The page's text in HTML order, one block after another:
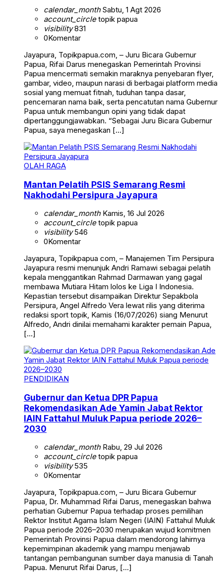
calendar_monthSabtu, 1 Agt 2026
account_circletopik papua
visibility831
0Komentar
Jayapura, Topikpapua.com, – Juru Bicara Gubernur
Papua, Rifai Darus menegaskan Pemerintah Provinsi
Papua mencermati semakin maraknya penyebaran flyer,
gambar, video, maupun narasi di berbagai platform media
sosial yang memuat fitnah, tuduhan tanpa dasar,
pencemaran nama baik, serta pencatutan nama Gubernur
Papua untuk membangun opini yang tidak dapat
dipertanggungjawabkan. “Sebagai Juru Bicara Gubernur
Papua, saya menegaskan […]
OLAH RAGA
Mantan Pelatih PSIS Semarang Resmi
Nakhodahi Persipura Jayapura
calendar_monthKamis, 16 Jul 2026
account_circletopik papua
visibility546
0Komentar
Jayapura, Topikpapua com, – Manajemen Tim Persipura
Jayapura resmi menunjuk Andri Ramawi sebagai pelatih
kepala menggantikan Rahmad Darmawan yang gagal
membawa Mutiara Hitam lolos ke Liga I Indonesia.
Kepastian tersebut disampaikan Direktur Sepakbola
Persipura, Angel Alfredo Vera lewat rilis yang diterima
redaksi sport topik, Kamis (16/07/2026) siang Menurut
Alfredo, Andri dinilai memahami karakter pemain Papua,
[…]
PENDIDIKAN
Gubernur dan Ketua DPR Papua
Rekomendasikan Ade Yamin Jabat Rektor
IAIN Fattahul Muluk Papua periode 2026–
2030
calendar_monthRabu, 29 Jul 2026
account_circletopik papua
visibility535
0Komentar
Jayapura, Topikpapua.com, – Juru Bicara Gubernur
Papua, Dr. Muhammad Rifai Darus, menegaskan bahwa
perhatian Gubernur Papua terhadap proses pemilihan
Rektor Institut Agama Islam Negeri (IAIN) Fattahul Muluk
Papua periode 2026–2030 merupakan wujud komitmen
Pemerintah Provinsi Papua dalam mendorong lahirnya
kepemimpinan akademik yang mampu menjawab
tantangan pembangunan sumber daya manusia di Tanah
Papua. Menurut Rifai Darus, […]